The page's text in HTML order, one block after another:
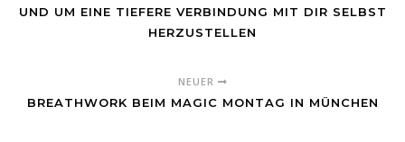
UND UM EINE TIEFERE VERBINDUNG MIT DIR SELBST
HERZUSTELLEN
NEUER
BREATHWORK BEIM MAGIC MONTAG IN MÜNCHEN